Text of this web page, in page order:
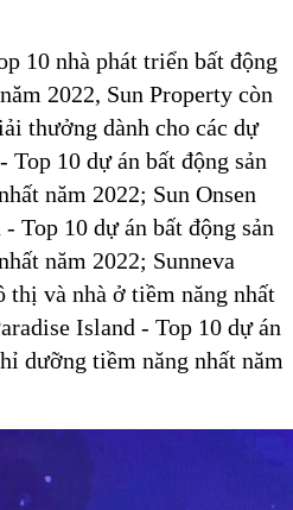
10 nhà phát triển bất động
2022, Sun Property còn
thưởng dành cho các dự
Top 10 dự án bất động sản
năm 2022; Sun Onsen
10 dự án bất động sản
năm 2022; Sunneva
thị và nhà ở tiềm năng nhất
Island - Top 10 dự án
dưỡng tiềm năng nhất năm